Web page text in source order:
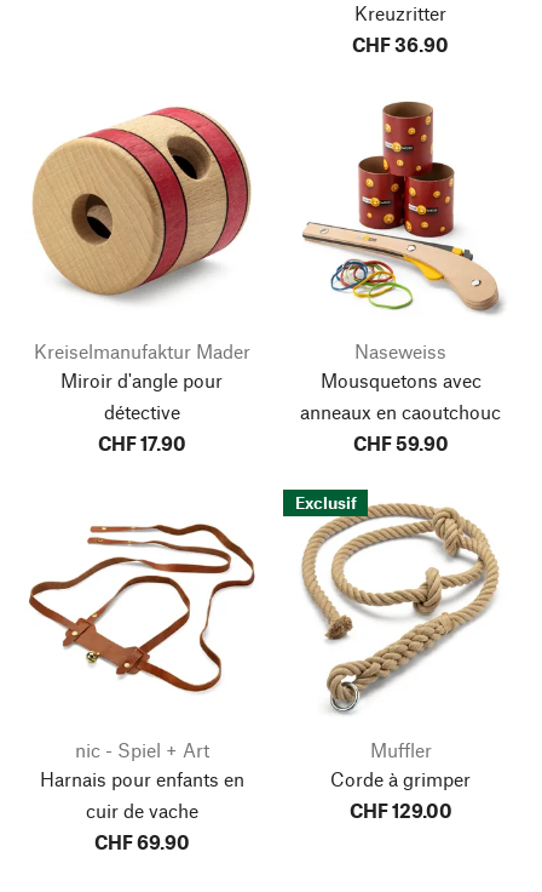
Kreuzritter
CHF 36.90
Kreiselmanufaktur Mader
Miroir d'angle pour
détective
CHF 17.90
Naseweiss
Mousquetons avec
anneaux en caoutchouc
CHF 59.90
nic - Spiel + Art
Harnais pour enfants en
cuir de vache
CHF 69.90
Exclusif
Muffler
Corde à grimper
CHF 129.00